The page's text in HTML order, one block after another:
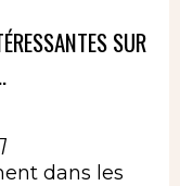
SUR
dans les